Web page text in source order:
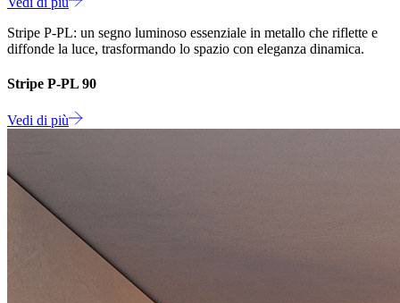
Stripe P-PL: un segno luminoso essenziale in metallo che riflette e
diffonde la luce, trasformando lo spazio con eleganza dinamica.
Stripe P-PL 90
Vedi di più